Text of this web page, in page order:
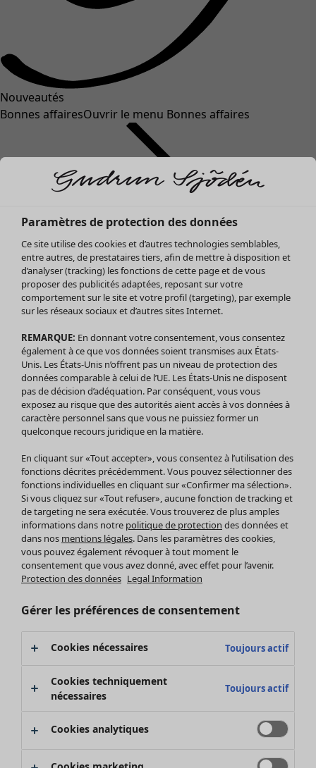
Nouveautés
Bonnes affairesOuvrir le menu Bonnes affaires
Soldes Vêtements
Tous les vêtements
Robes
Tuniques
Blouses
Tops
Gilets
Pantalon
Jupes
Leggings et collants
Accessoires
Chaussures
Vêtements de bain
Basics
Soldes Mobilier
Bonnes affaires déco
Décoration
Textiles
Tapis
Éponge
Promos SOLDES
Les promos de Gudrun Sjödén
Paramètres de protection des données
Ce site utilise des cookies et d’autres technologies semblables,
entre autres, de prestataires tiers, afin de mettre à disposition et
d’analyser (tracking) les fonctions de cette page et de vous
proposer des publicités adaptées, reposant sur votre
comportement sur le site et votre profil (targeting), par exemple
sur les réseaux sociaux et d’autres sites Internet.
REMARQUE: En donnant votre consentement, vous consentez
également à ce que vos données soient transmises aux États-
Unis. Les États-Unis n’offrent pas un niveau de protection des
données comparable à celui de l’UE. Les États-Unis ne disposent
pas de décision d’adéquation. Par conséquent, vous vous
exposez au risque que des autorités aient accès à vos données à
caractère personnel sans que vous ne puissiez former un
quelconque recours juridique en la matière.
En cliquant sur «Tout accepter», vous consentez à l’utilisation des
fonctions décrites précédemment. Vous pouvez sélectionner des
fonctions individuelles en cliquant sur «Confirmer ma sélection».
Si vous cliquez sur «Tout refuser», aucune fonction de tracking et
de targeting ne sera exécutée. Vous trouverez de plus amples
informations dans notre politique de protection des données et
dans nos mentions légales. Dans les paramètres des cookies,
vous pouvez également révoquer à tout moment le
consentement que vous avez donné, avec effet pour l’avenir.
Protection des données Legal Information
Gérer les préférences de consentement
Cookies nécessaires Toujours actif
Cookies techniquement
nécessaires
Toujours actif
Cookies analytiques